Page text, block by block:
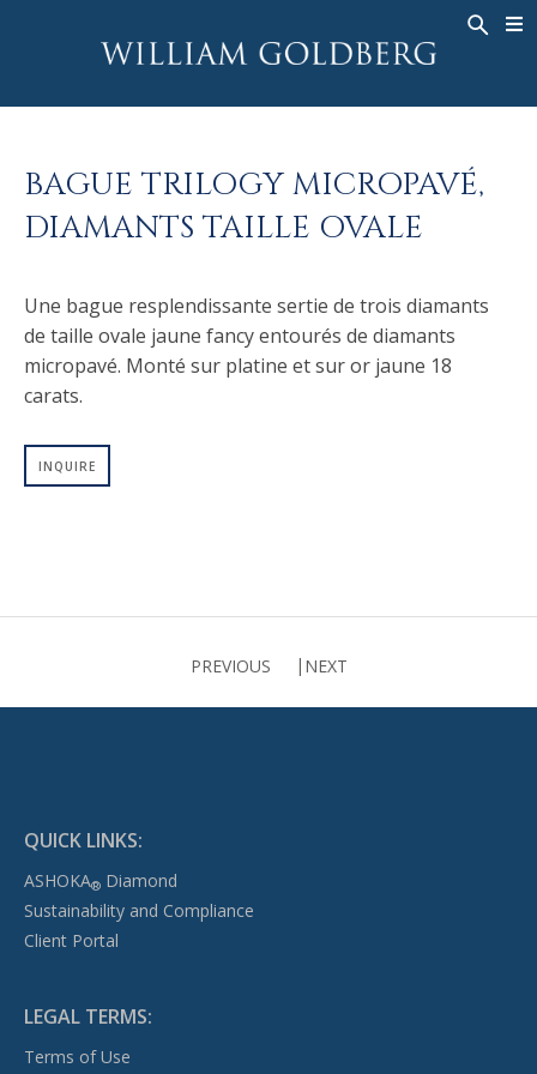
HAUTE JOAILLERIE
BAGUES POUR HOMME
COLLIERS
BOUCLES D’OREILLES
BRACELETS
MONTRES
ASHOKA JOAILLERIE
BAGUES
BANDS
COLLIERS
PENDENTIFS
BOUCLES D’OREILLES
TALISMAN
HISTOIRE
ASHOKA®
BAGUE TRILOGY MICROPAVÉ,
DIAMANTS TAILLE OVALE
Une bague resplendissante sertie de trois diamants
de taille ovale jaune fancy entourés de diamants
micropavé. Monté sur platine et sur or jaune 18
carats.
INQUIRE
PREVIOUS NEXT
QUICK LINKS:
ASHOKA®Diamond
Sustainability and Compliance
Client Portal
LEGAL TERMS:
Terms of Use